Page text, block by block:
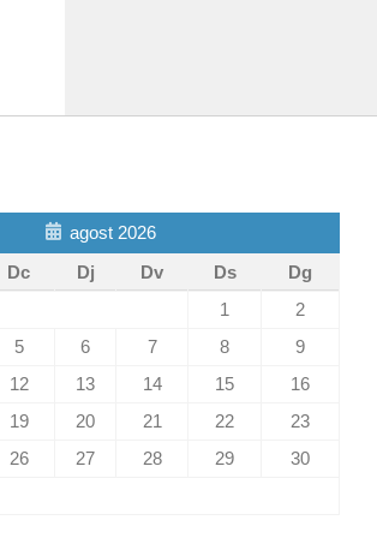
agost 2026
Dc Dj Dv Ds
Dg
1
2
5 6 7 8
9
12 13 14 15
16
19 20 21 22
23
26 27 28 29
30